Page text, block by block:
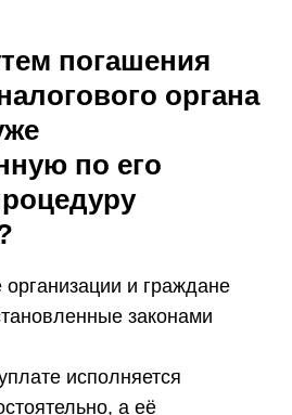
погашения
органа
по его
организации и граждане
законами
исполняется
а её